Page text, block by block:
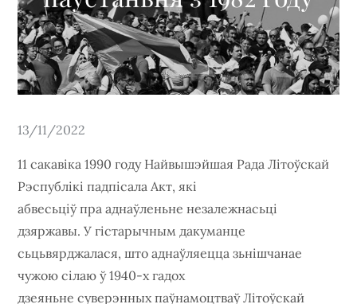
Posted
13/11/2022
11 сакавіка 1990 году Найвышэйшая Рада Літоўскай
Рэспублікі падпісала Акт, які
абвесьціў пра аднаўленьне незалежнасьці
дзяржавы. У гістарычным дакуманце
сьцьвярджалася, што аднаўляецца зьнішчанае
чужою сілаю ў 1940-х гадох
дзеяньне суверэнных паўнамоцтваў Літоўскай